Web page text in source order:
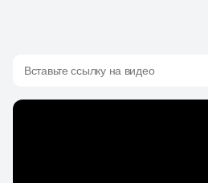
Вставьте ссылку на видео